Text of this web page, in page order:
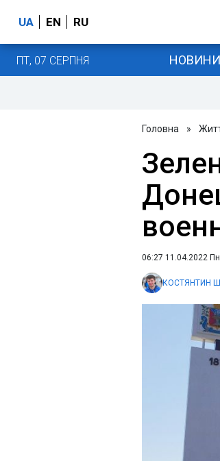
UA EN RU
ПТ, 07 СЕРПНЯ НОВИНИ
Головна »
06:27 11.04.2022 Пн
КОСТЯНТИН